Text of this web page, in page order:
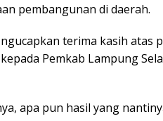
pembangunan di daerah.
terima kasih atas
Pemkab Lampung
apa pun hasil yang